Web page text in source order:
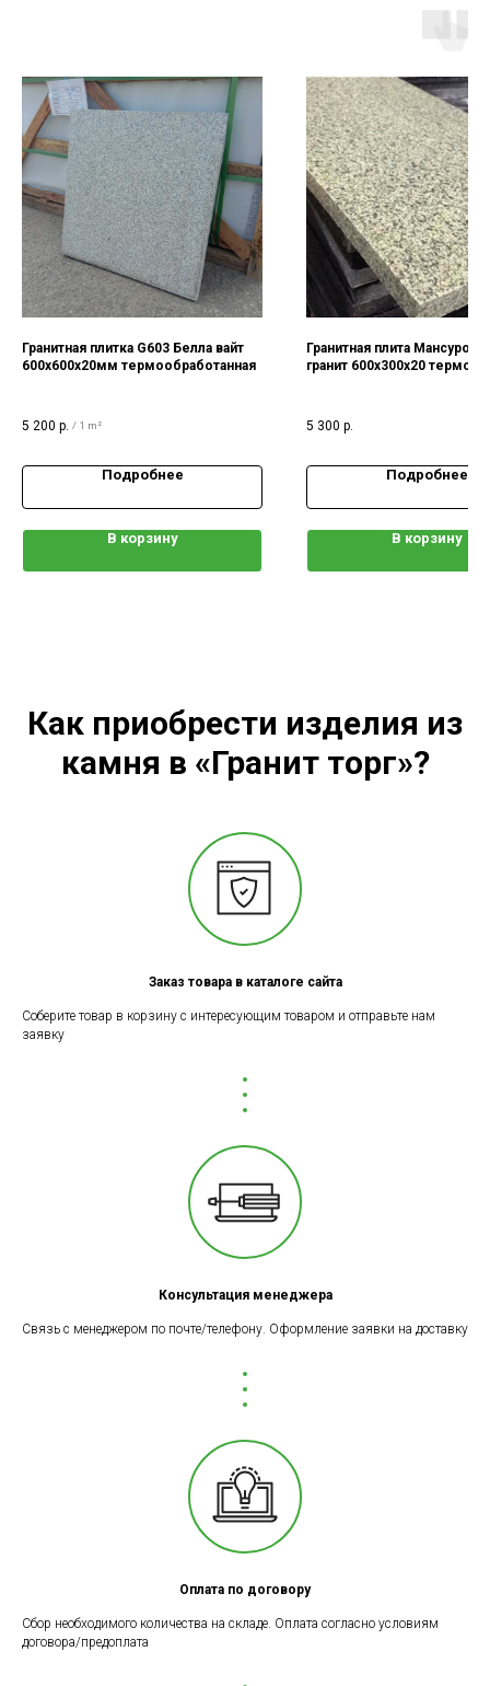
Гранитная плитка G603 Белла вайт
600х600х20мм термообработанная
5 200 р. / 1 m²
Подробнее
В корзину
Гранитная плита
гранит 600х300х20
5 300 р.
Подробнее
В корзину
Как приобрести изделия из
камня в «Гранит торг»?
Заказ товара в каталоге сайта
Соберите товар в корзину с интересующим товаром и отправьте нам
заявку
Консультация менеджера
Связь с менеджером по почте/телефону. Оформление заявки на доставку
Оплата по договору
Сбор необходимого количества на складе. Оплата согласно условиям
договора/предоплата